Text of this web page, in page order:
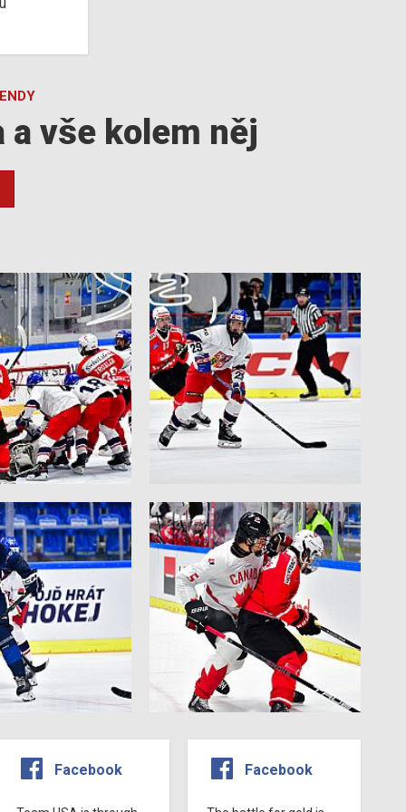
a vše kolem něj
Facebook Facebook